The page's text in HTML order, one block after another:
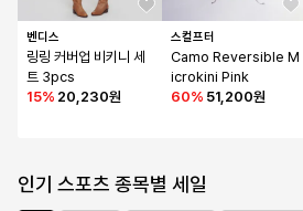
벤디스
링링 커버업 비키니 세
트 3pcs
15% 20,230원
스컬프터
Camo Reversible M
icrokini Pink
60% 51,200원
인기 스포츠 종목별 세일